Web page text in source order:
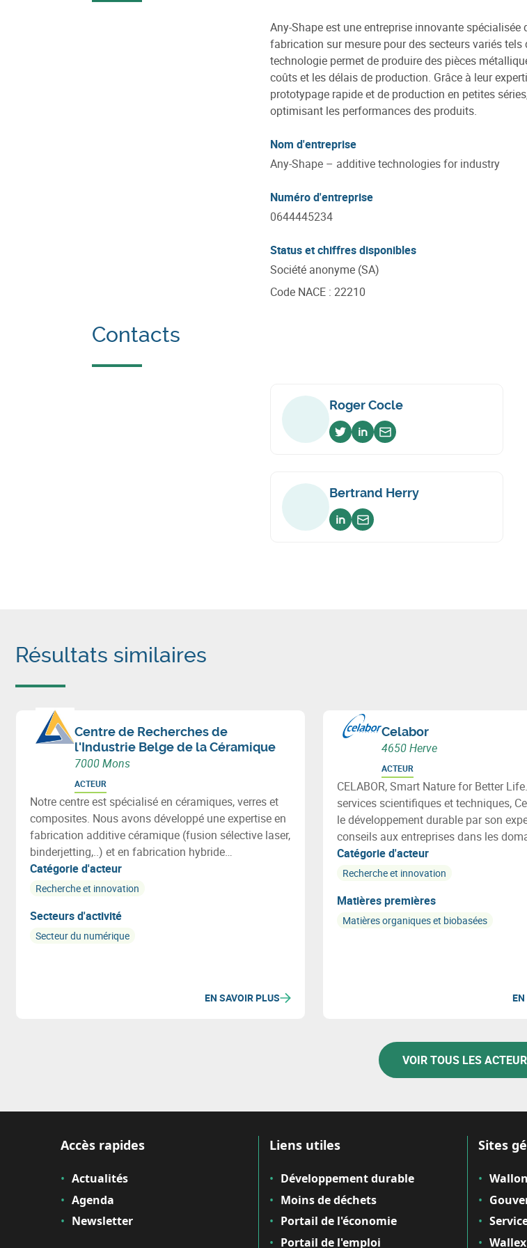
Any-Shape est une entreprise innovante
fabrication sur mesure pour des secteurs variés tels
technologie permet de produire des pièces
coûts et les délais de production. Grâce à leur
prototypage rapide et de production en petites
optimisant les performances des produits.
Nom d'entreprise
Any-Shape – additive technologies for industry
Numéro d'entreprise
0644445234
Status et chiffres disponibles
Société anonyme (SA)
Code NACE : 22210
Contacts
Roger Cocle
Voir sur twitter
Voir sur linkedin
Envoyer un email
Bertrand Herry
Voir sur linkedin
Envoyer un email
Résultats similaires
Centre de Recherches de
l'Industrie Belge de la Céramique
7000 Mons
ACTEUR
Notre centre est spécialisé en céramiques, verres et
composites. Nous avons développé une expertise en
fabrication additive céramique (fusion sélective laser,
binderjetting,..) et en fabrication hybride
(laser+usinage+AM). Ces technologies contribuent à
la diffusion de l'approche "industrie 4.0" dans notre
Catégorie d'acteur
Recherche et innovation
Secteurs d'activité
Secteur du numérique
EN SAVOIR PLUS
Celabor
4650 Herve
ACTEUR
CELABOR, Smart Nature for Better
services scientifiques et techniques,
le développement durable par son
conseils aux entreprises dans les
alimentaire (FOOD), de la valorisation
(EXTRACT), de l’environnement
applications bio-basées).
Catégorie d'acteur
Recherche et innovation
Matières premières
Matières organiques et biobasées
VOIR TOUS LES
Accès rapides
Actualités
Agenda
Newsletter
Liens utiles
Développement durable
Moins de déchets
Portail de l'économie
Portail de l'emploi
Sites
Wallex